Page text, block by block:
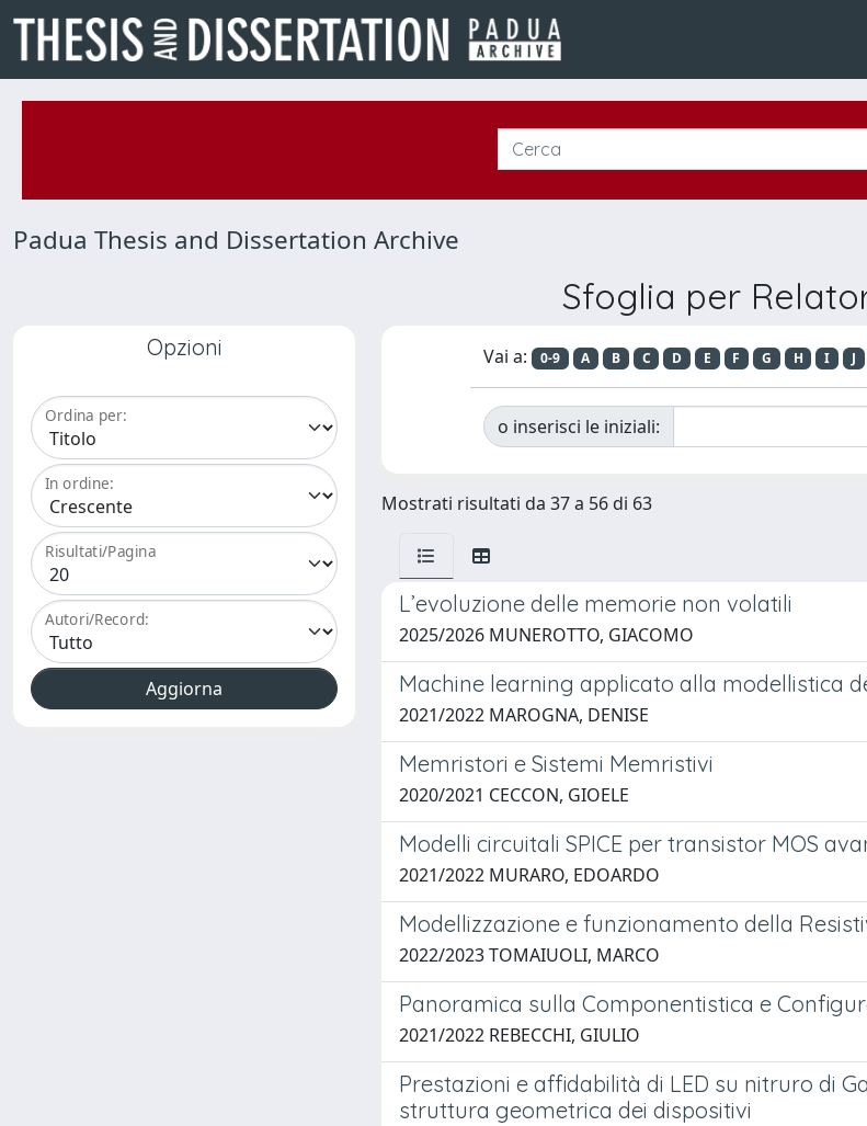
Padua Thesis and Dissertation Archive
Sfoglia per
Opzioni
Ordina per:
In ordine:
Risultati/Pagina
Autori/Record:
Vai a: 0-9 A B C D E F G H I J
o inserisci le iniziali:
Mostrati risultati da 37 a 56 di 63
L’evoluzione delle memorie non volatili
2025/2026 MUNEROTTO, GIACOMO
Machine learning applicato alla modellistica
2021/2022 MAROGNA, DENISE
Memristori e Sistemi Memristivi
2020/2021 CECCON, GIOELE
Modelli circuitali SPICE per transistor MOS
2021/2022 MURARO, EDOARDO
Modellizzazione e funzionamento della
2022/2023 TOMAIUOLI, MARCO
Panoramica sulla Componentistica e
2021/2022 REBECCHI, GIULIO
Prestazioni e affidabilità di LED su nitruro di
struttura geometrica dei dispositivi